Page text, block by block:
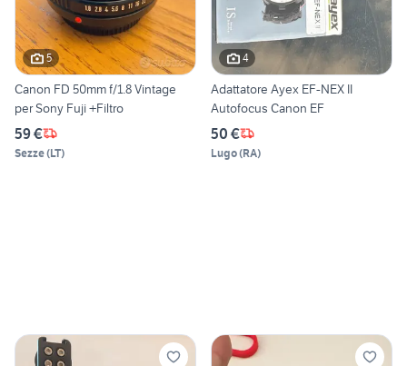
5
Canon FD 50mm f/1.8 Vintage
per Sony Fuji +Filtro
59 €
Sezze(LT)
4
Adattatore Ayex EF-NEX II
Autofocus Canon EF
50 €
Lugo(RA)